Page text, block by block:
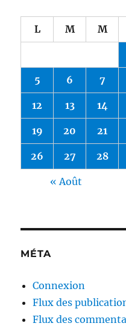
L M M
5 6 7
12 13 14
19 20 21
26 27 28
« Août
MÉTA
Connexion
Flux des
Flux des